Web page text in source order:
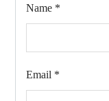
Name *
Email *